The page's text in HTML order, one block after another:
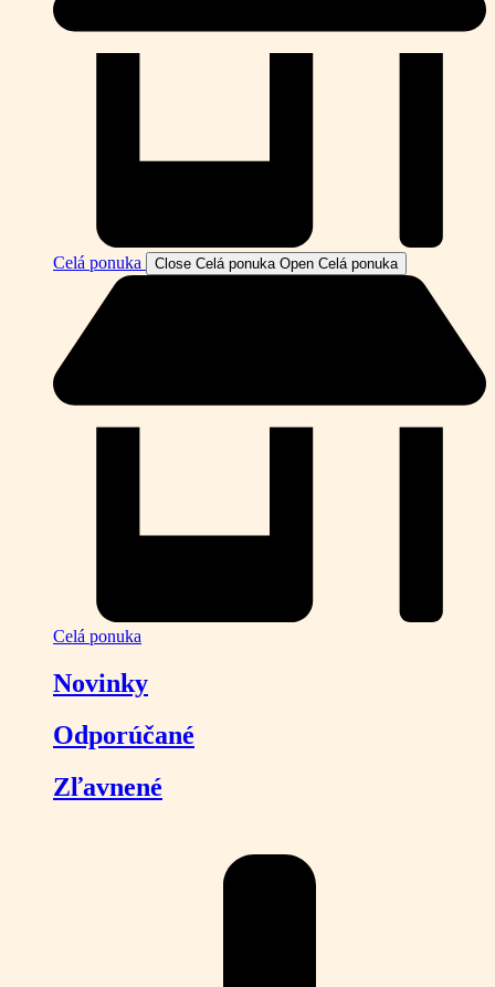
Celá ponuka Close Celá ponuka Open Celá ponuka
Celá ponuka
Novinky
Odporúčané
Zľavnené